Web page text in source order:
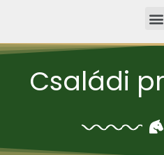
Családi